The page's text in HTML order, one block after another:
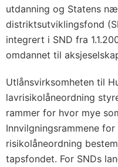
utdanning og Statens
distriktsutviklingsfond
integrert i SND fra
omdannet til aksjeselskap
Utlånsvirksomheten til
lavrisikolåneordning
rammer for hvor mye
Innvilgningsrammene
risikolåneordning
tapsfondet. For SNDs